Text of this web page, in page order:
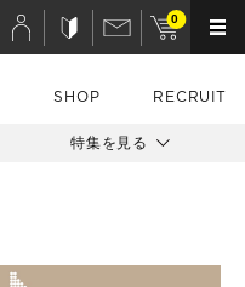
SHOP RECRUIT
0
特集を見る